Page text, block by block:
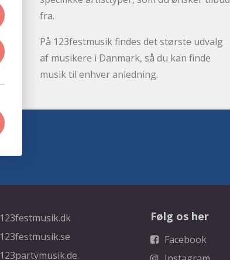
fra.
På 123festmusik findes det største udvalg
af musikere i Danmark, så du kan finde
musik til enhver anledning.
123festmusik.dk
123festmusik.se
123partymusik.de
Følg os her
Facebook